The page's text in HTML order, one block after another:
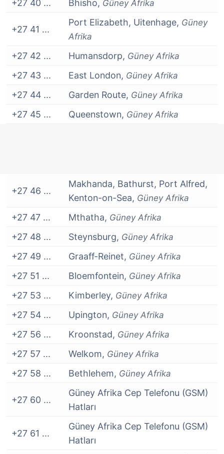
+27 40 ... Bhisho, Güney Afrika
+27 41 ...
Port Elizabeth, Uitenhage, Güney
Afrika
+27 42 ... Humansdorp, Güney Afrika
+27 43 ... East London, Güney Afrika
+27 44 ... Garden Route, Güney Afrika
+27 45 ... Queenstown, Güney Afrika
+27 46 ...
Makhanda, Bathurst, Port Alfred,
Kenton-on-Sea, Güney Afrika
+27 47 ... Mthatha, Güney Afrika
+27 48 ... Steynsburg, Güney Afrika
+27 49 ... Graaff-Reinet, Güney Afrika
+27 51 ... Bloemfontein, Güney Afrika
+27 53 ... Kimberley, Güney Afrika
+27 54 ... Upington, Güney Afrika
+27 56 ... Kroonstad, Güney Afrika
+27 57 ... Welkom, Güney Afrika
+27 58 ... Bethlehem, Güney Afrika
+27 60 ...
Güney Afrika Cep Telefonu (GSM)
Hatları
+27 61 ...
Güney Afrika Cep Telefonu (GSM)
Hatları